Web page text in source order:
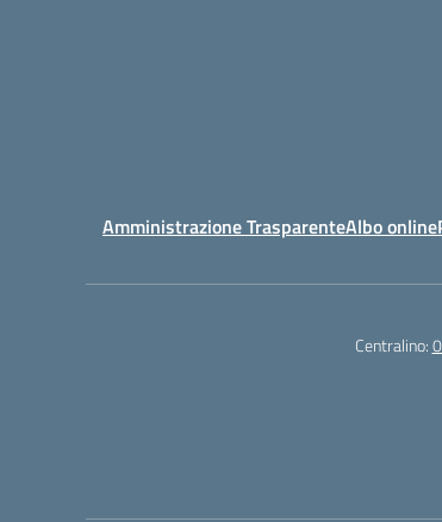
Amministrazione TrasparenteAlbo online
Centralino: